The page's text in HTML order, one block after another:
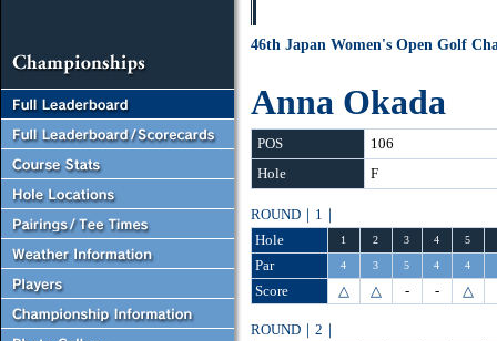
46th Japan Women's Open Golf
Anna Okada
POS
106
Hole
F
ROUND｜1｜
Hole
1 2 3 4 5
Par 4 3 5 4 4
Score △ △ - - △
ROUND｜2｜